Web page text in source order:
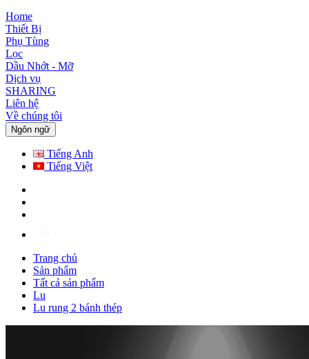
Home
Thiết Bị
Phụ Tùng
Lọc
Dầu Nhớt - Mỡ
Dịch vụ
SHARING
Liên hệ
Về chúng tôi
Ngôn ngữ
Tiếng Anh
Tiếng Việt
Trang chủ
Sản phẩm
Tất cả sản phẩm
Lu
Lu rung 2 bánh thép